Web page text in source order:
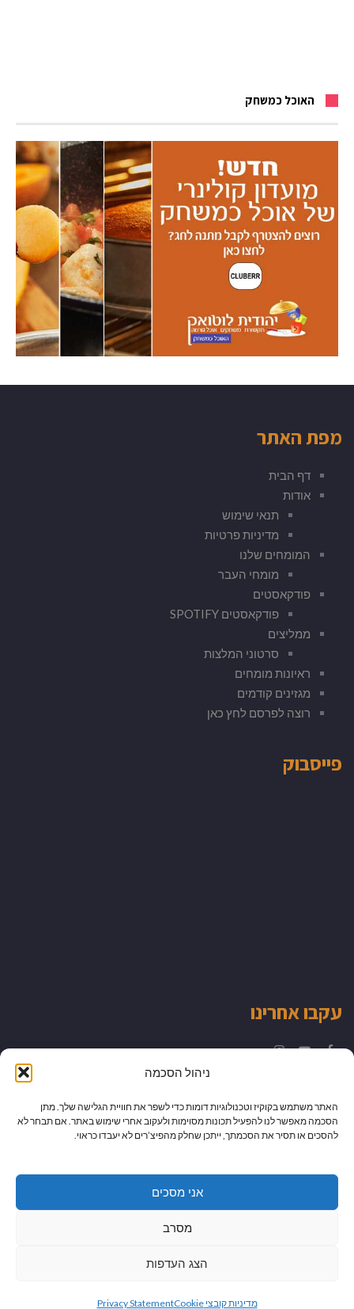
ניהול הסכמה
האתר משתמש בקוקיז וטכנולוגיות דומות כדי לשפר את חוויית הגלישה שלך. מתן
הסכמה מאפשר לנו להפעיל תכונות מסוימות ולעקוב אחרי שימוש באתר. אם תבחר לא
להסכים או תסיר את הסכמתך, ייתכן שחלק מהפיצ’רים לא יעבדו כראוי.
אני מסכים
מסרב
הצג העדפות
מדיניות קובצי Cookie Privacy Statement
האוכל כמשחק
מפת האתר
דף הבית
אודות
תנאי שימוש
מדיניות פרטיות
המומחים שלנו
מומחי העבר
פודקאסטים
פודקאסטים SPOTIFY
ממליצים
סרטוני המלצות
ראיונות מומחים
מגזינים קודמים
רוצה לפרסם לחץ כאן
פייסבוק
עקבו אחרינו
מיתוג עיצוב ובניית אתרים